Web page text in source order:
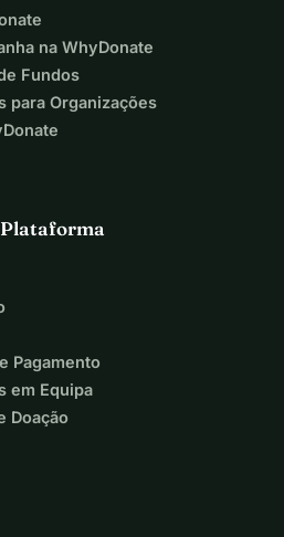
na WhyDonate
Fundos
para Organizações
Pagamento
em Equipa
Doação